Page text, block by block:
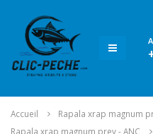
Accueil
Rapala xrap magnum
Rapala xrap magnum prey - ANC